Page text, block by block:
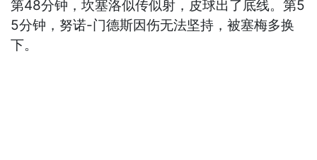
第48分钟，坎塞洛似传似射，皮球出了底线。第5
5分钟，努诺-门德斯因伤无法坚持，被塞梅多换
下。